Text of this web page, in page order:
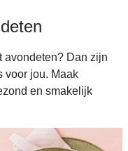
avondeten? Dan zijn
voor jou. Maak
en smakelijk